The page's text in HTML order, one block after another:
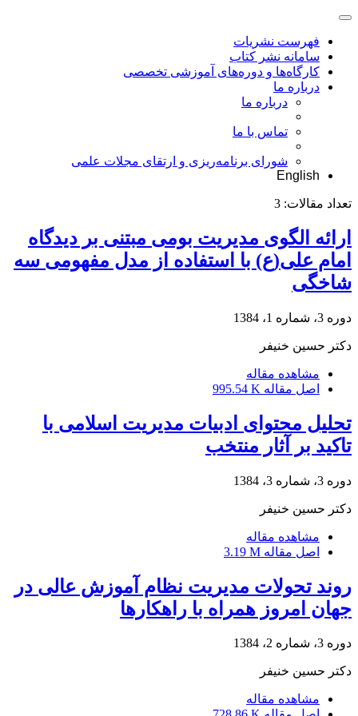
فهرست نشریات
سامانه نشر کتاب
کارگاه‌ها و دوره‌های آموزشی تخصصی
درباره ما
درباره ما
تماس با ما
شورای برنامه‌ریزی و ارتقای مجلات علمی
English
تعداد مقالات: 3
ارائه الگوی مدیریت بومی مبتنی بر دیدگاه
امام علی(ع) با استفاده از مدل مفهومی سه
شاخگی
دوره 3، شماره 1، 1384
دکتر حسین خنیفر
مشاهده مقاله
اصل مقاله 995.54 K
تحلیل محتوای ادبیات مدیریت اسلامی با
تاکید بر آثار منتخب
دوره 3، شماره 3، 1384
دکتر حسین خنیفر
مشاهده مقاله
اصل مقاله 3.19 M
روند تحولات مدیریت نظام آموزش عالی در
جهان امروز همراه با راهکارها
دوره 3، شماره 2، 1384
دکتر حسین خنیفر
مشاهده مقاله